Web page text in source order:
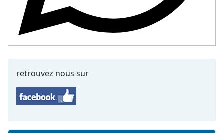
retrouvez nous sur